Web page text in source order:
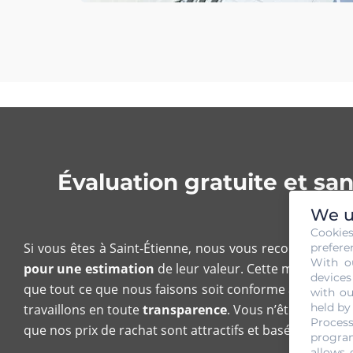
Évaluation gratuite et
Si vous êtes à Saint-Étienne, nous vous
pour une estimation de leur valeur. Cette mission
que tout ce que nous faisons soit conforme aux
travaillons en toutetransparence. Vous n’êtes pas
que nos prix de rachat sont attractifs et basés sur les
We
With
with
held